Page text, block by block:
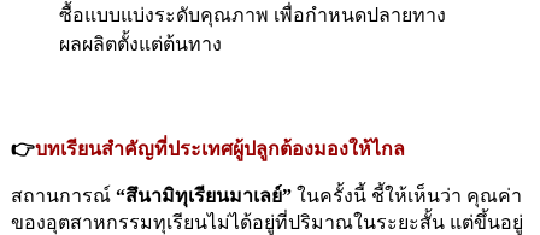
ซื้อแบบแบ่งระดับคุณภาพ เพื่อกำหนดปลายทาง
ผลผลิตตั้งแต่ต้นทาง
👉บทเรียนสำคัญที่ประเทศผู้ปลูกต้องมองให้ไกล
สถานการณ์ “สึนามิทุเรียนมาเลย์” ในครั้งนี้ ชี้ให้เห็นว่า คุณค่า
ของอุตสาหกรรมทุเรียนไม่ได้อยู่ที่ปริมาณในระยะสั้น แต่ขึ้นอยู่